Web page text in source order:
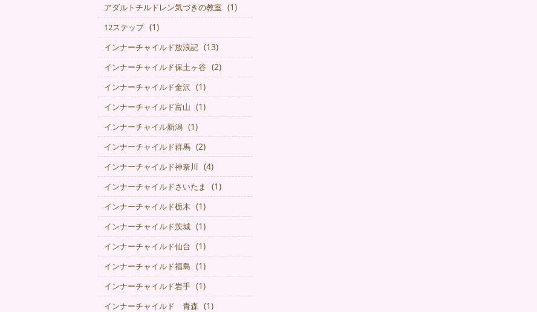
アダルトチルドレン気づきの教室 (1)
12ステップ (1)
インナーチャイルド放浪記 (13)
インナーチャイルド保土ヶ谷 (2)
インナーチャイルド金沢 (1)
インナーチャイルド富山 (1)
インナーチャイル新潟 (1)
インナーチャイルド群馬 (2)
インナーチャイルド神奈川 (4)
インナーチャイルドさいたま (1)
インナーチャイルド栃木 (1)
インナーチャイルド茨城 (1)
インナーチャイルド仙台 (1)
インナーチャイルド福島 (1)
インナーチャイルド岩手 (1)
インナーチャイルド 青森 (1)